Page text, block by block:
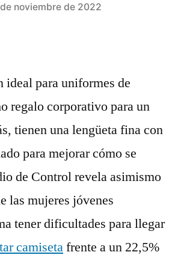
noviembre de 2022
ideal para uniformes de
regalo corporativo para un
tienen una lengüeta fina con
para mejorar cómo se
de Control revela asimismo
las mujeres jóvenes
tener dificultades para llegar
camisetafrente a un 22,5%